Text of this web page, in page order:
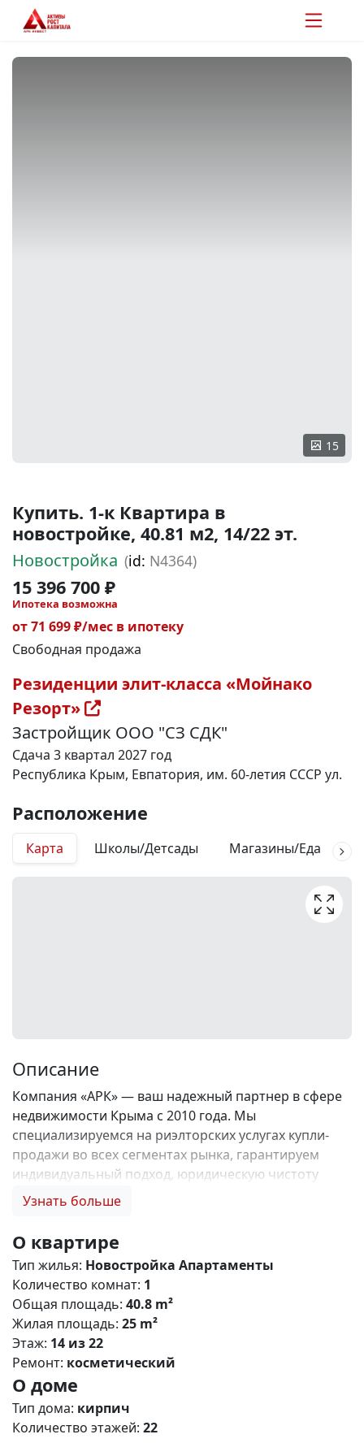
15
Купить. 1-к Квартира в
новостройке, 40.81 м2, 14/22 эт.
Новостройка (id: N4364)
15 396 700 ₽
Ипотека возможна
от 71 699 ₽/мес в ипотеку
Свободная продажа
Резиденции элит-класса «Мойнако
Резорт»
Застройщик ООО "СЗ СДК"
Сдача 3 квартал 2027 год
Республика Крым, Евпатория, им. 60-летия СССР ул.
Расположение
Карта Школы/Детсады Магазины/Еда
Описание
Компания «АРК» — ваш надежный партнер в сфере
недвижимости Крыма с 2010 года. Мы
специализируемся на риэлторских услугах купли-
продажи во всех сегментах рынка, гарантируем
индивидуальный подход, юридическую чистоту
объектов и безопасность сделок. Самое ценное для
комиссии и оформление ипотеки бесплатно; 2.
Покупку недвижимости по цене застройщика +
акции, бонусы, подарки; 3. Экспертное мнение о
каждом застройщике. Ваши интересы — наш
приоритет! 4. Профессиональную поддержку на всех
этапах сделки до получения ключей; 5. Фейерверк
подарков🎁 🎁 🎁! Купи с нами и выбери свой
ПОДАРОК! Monaco Riviera — премиальный жилой
комплекс в Евпатории О проекте Резиденции элит-
класса «Мойнако Резорт» представляют собой
комплексную застройку: - расположенная на первой
Узнать больше
О квартире
Тип жилья: Новостройка Апартаменты
Количество комнат: 1
Общая площадь: 40.8 m²
Жилая площадь: 25 m²
Этаж: 14 из 22
Ремонт: косметический
О доме
Тип дома: кирпич
Количество этажей: 22